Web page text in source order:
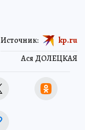
Ася ДОЛЕЦКАЯ
Источник: kp.ru